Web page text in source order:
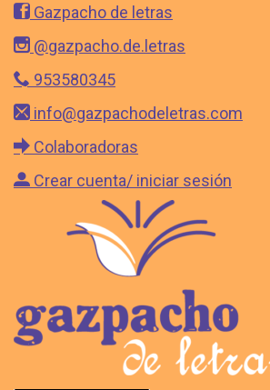
Gazpacho de letras
@gazpacho.de.letras
953580345
info@gazpachodeletras.com
Colaboradoras
Crear cuenta/ iniciar sesión